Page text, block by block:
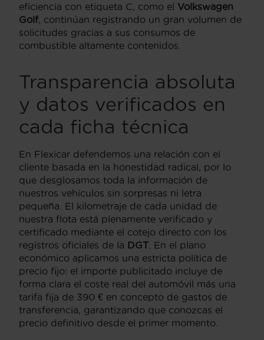
eficiencia con etiqueta C, como el Volkswagen
Golf , continúan registrando un gran volumen de
solicitudes gracias a sus consumos de
combustible altamente contenidos.
Transparencia absoluta
y datos verificados en
cada ficha técnica
En Flexicar defendemos una relación con el
cliente basada en la honestidad radical, por lo
que desglosamos toda la información de
nuestros vehículos sin sorpresas ni letra
pequeña. El kilometraje de cada unidad de
nuestra flota está plenamente verificado y
certificado mediante el cotejo directo con los
registros oficiales de la DGT . En el plano
económico aplicamos una estricta política de
precio fijo: el importe publicitado incluye de
forma clara el coste real del automóvil más una
tarifa fija de 390 € en concepto de gastos de
transferencia, garantizando que conozcas el
precio definitivo desde el primer momento.